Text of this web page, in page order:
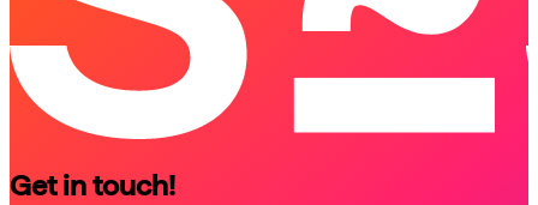
Get in touch!